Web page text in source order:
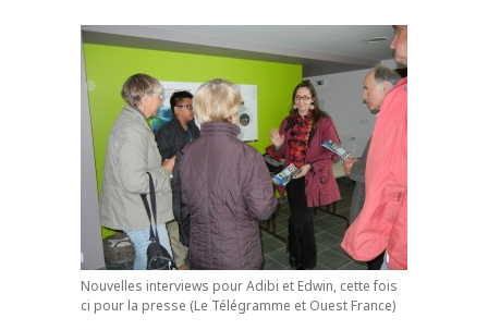
Nouvelles interviews pour Adibi et Edwin, cette fois
ci pour la presse (Le Télégramme et Ouest France)